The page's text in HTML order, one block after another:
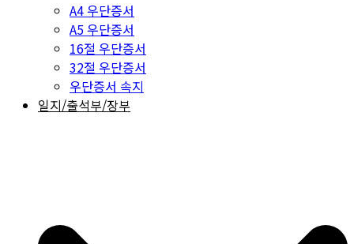
A4 우단증서
A5 우단증서
16절 우단증서
32절 우단증서
우단증서 속지
일지/출석부/장부